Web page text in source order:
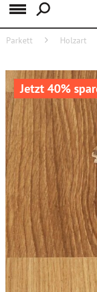
Menü
Parkett Holzart
Jetzt 40%